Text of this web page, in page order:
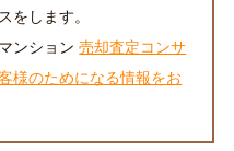
をします。
ンション売却査定コンサ
様のためになる情報をお